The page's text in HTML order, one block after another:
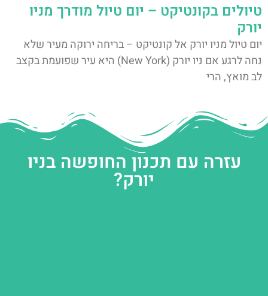
טיולים בקונטיקט – יום טיול מודרך מניו
יורק
יום טיול מניו יורק אל קונטיקט – בריחה ירוקה מעיר שלא
נחה לרגע אם ניו יורק (New York) היא עיר שפועמת בקצב
לב מואץ, הרי
עזרה עם תכנון החופשה בניו
יורק?